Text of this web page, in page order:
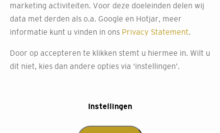
marketing activiteiten. Voor deze doeleinden delen wij
data met derden als o.a. Google en Hotjar, meer
informatie kunt u vinden in ons Privacy Statement
Door op accepteren te klikken stemt u hiermee in. Wilt u
dit niet, kies dan andere opties via ‘instellingen’.
Instellingen